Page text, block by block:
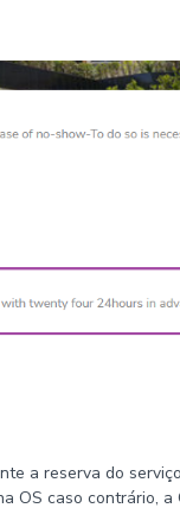
a reserva do
OS caso contrário,